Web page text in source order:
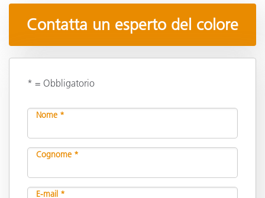
Contatta un esperto del colore
* = Obbligatorio
Nome *
Cognome *
E-mail *